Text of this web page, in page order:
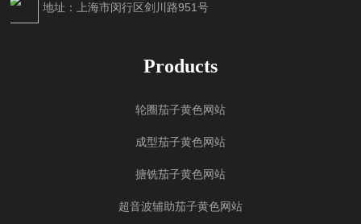
地址：上海市闵行区剑川路951号
Products
轮圈茄子黄色网站
成型茄子黄色网站
搪铣茄子黄色网站
超音波辅助茄子黄色网站